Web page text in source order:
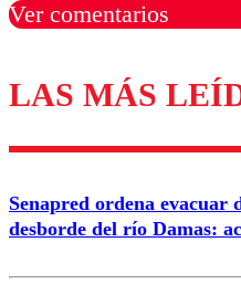
Ver comentarios
Los comentarios son
diálogo
Correo
LAS MÁS
Senapred ordena evacuar
desborde del río Damas: